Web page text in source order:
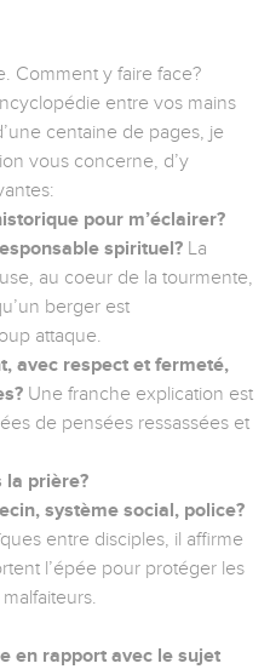
Comment y faire face?
entre vos mains
centaine de pages, je
vous concerne, d’y
pour m’éclairer?
spirituel? La
au coeur de la tourmente,
berger est
attaque.
avec respect et fermeté,
Une franche explication est
de pensées ressassées et
la prière?
système social, police?
entre disciples, il affirme
l’épée pour protéger les
en rapport avec le sujet